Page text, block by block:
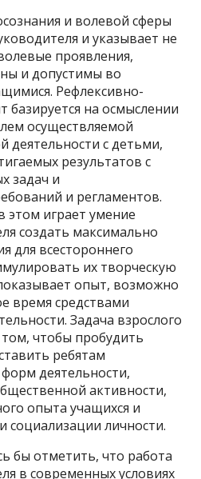
и волевой сферы
и указывает не
проявления,
и допустимы во
Рефлексивно-
на осмыслении
осуществляемой
деятельности с детьми,
результатов с
задач и
и регламентов.
играет умение
создать максимально
для всестороннего
их творческую
опыт, возможно
время средствами
Задача взрослого
чтобы пробудить
ребятам
деятельности,
активности,
опыта учащихся и
социализации личности.
бы отметить, что работа
в современных условиях